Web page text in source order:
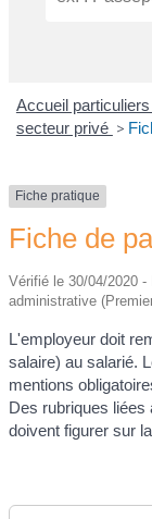
Accueil particuliers
secteur privé >
Fiche pratique
Fiche de
Vérifié le 30/04/2020
administrative
L'employeur doit
salaire) au salarié.
mentions
Des rubriques liées
doivent figurer sur